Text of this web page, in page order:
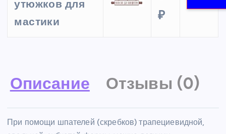
утюжков для
мастики
₽
Описание Отзывы (0)
При помощи шпателей (скребков) трапециевидной,